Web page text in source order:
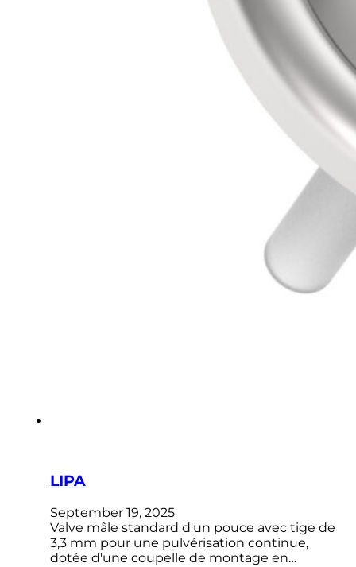
LIPA
September 19, 2025
Valve mâle standard d'un pouce avec tige de
3,3 mm pour une pulvérisation continue,
dotée d'une coupelle de montage en…